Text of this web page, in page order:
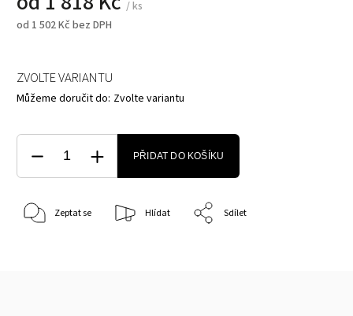
/ ks
od 1 502 Kč bez DPH
ZVOLTE VARIANTU
Můžeme doručit do: Zvolte variantu
PŘIDAT DO KOŠÍKU
Zeptat se Hlídat Sdílet